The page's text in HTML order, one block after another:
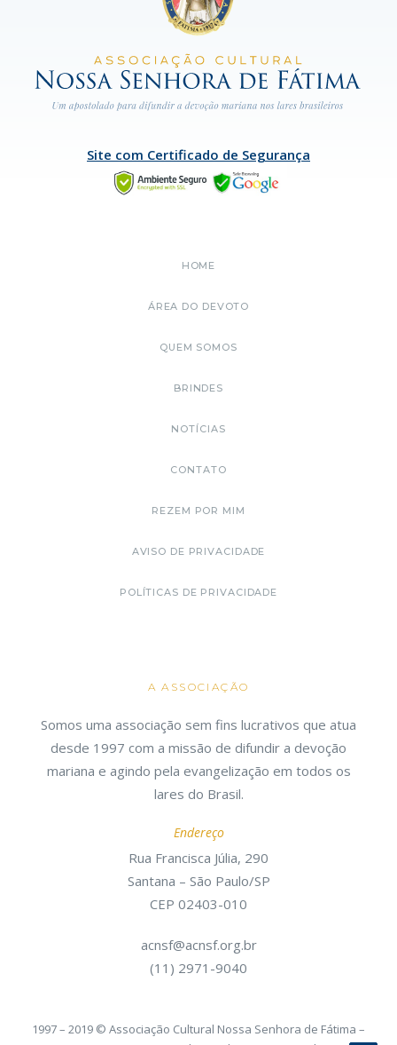
Site com Certificado de Segurança
HOME
ÁREA DO DEVOTO
QUEM SOMOS
BRINDES
NOTÍCIAS
CONTATO
REZEM POR MIM
AVISO DE PRIVACIDADE
POLÍTICAS DE PRIVACIDADE
A ASSOCIAÇÃO
Somos uma associação sem fins lucrativos que atua
desde 1997 com a missão de difundir a devoção
mariana e agindo pela evangelização em todos os
lares do Brasil.
Endereço
Rua Francisca Júlia, 290
Santana – São Paulo/SP
CEP 02403-010
acnsf@acnsf.org.br
(11) 2971-9040
1997 – 2019 © Associação Cultural Nossa Senhora de Fátima –